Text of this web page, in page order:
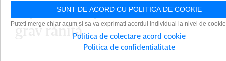
suporteri. O persoană a fost
grav rănită
SUNT DE ACORD CU POLITICA DE COOKIE
Puteti merge chiar acum si sa va exprimati acordul individual la nivel de
Politica de colectare acord cookie
Politica de confidentialitate